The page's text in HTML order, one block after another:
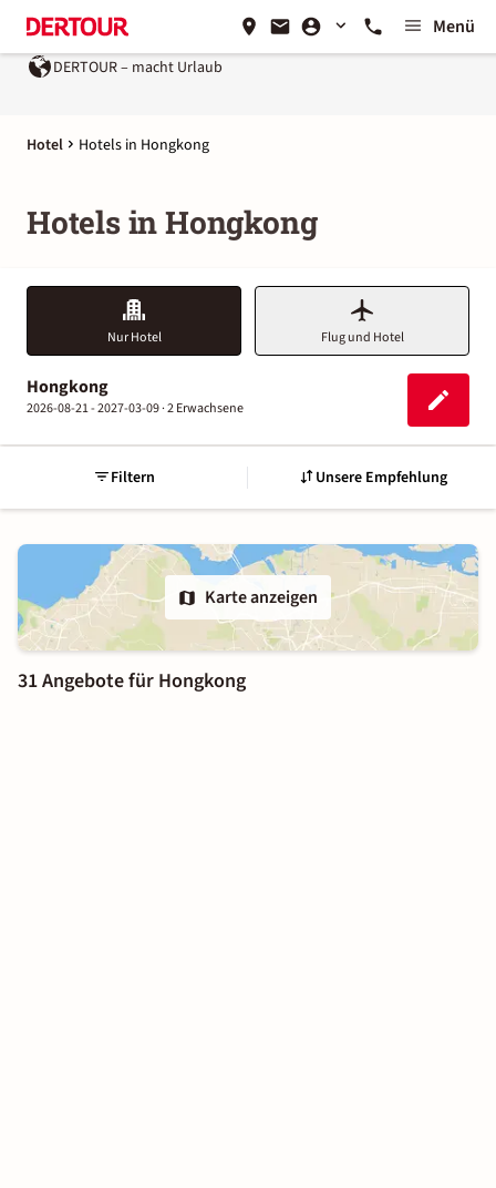
Menü
DERTOUR – macht Urlaub
Hotel Hotels in Hongkong
Hotels in Hongkong
Nur Hotel Flug und Hotel
Hongkong
2026-08-21 - 2027-03-09 ·2 Erwachsene
Filtern Unsere Empfehlung
Karte anzeigen
31 Angebote für Hongkong